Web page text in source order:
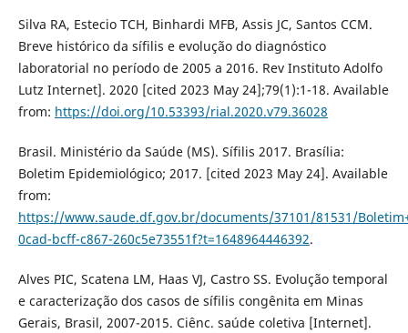
Silva RA, Estecio TCH, Binhardi MFB, Assis JC, Santos CCM.
Breve histórico da sífilis e evolução do diagnóstico
laboratorial no período de 2005 a 2016. Rev Instituto Adolfo
Lutz Internet]. 2020 [cited 2023 May 24];79(1):1-18. Available
from: https://doi.org/10.53393/rial.2020.v79.36028
Brasil. Ministério da Saúde (MS). Sífilis 2017. Brasília:
Boletim Epidemiológico; 2017. [cited 2023 May 24]. Available
from:
https://www.saude.df.gov.br/documents/37101/81531/
0cad-bcff-c867-260c5e73551f?t=1648964446392.
Alves PIC, Scatena LM, Haas VJ, Castro SS. Evolução temporal
e caracterização dos casos de sífilis congênita em Minas
Gerais, Brasil, 2007-2015. Ciênc. saúde coletiva [Internet].